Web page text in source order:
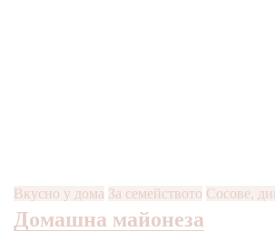
Вкусно у дома За семейството Сосове,
Домашна майонеза